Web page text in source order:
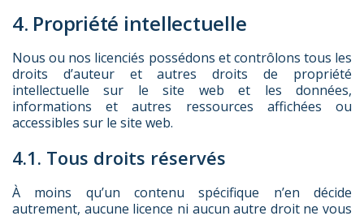
4. Propriété intellectuelle
Nous ou nos licenciés possédons et contrôlons tous les
droits d’auteur et autres droits de propriété
intellectuelle sur le site web et les données,
informations et autres ressources affichées ou
accessibles sur le site web.
4.1. Tous droits réservés
À moins qu’un contenu spécifique n’en décide
autrement, aucune licence ni aucun autre droit ne vous